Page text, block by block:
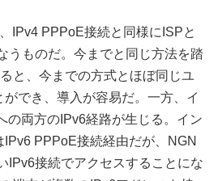
IPv4 PPPoE接続と同様にISPと
うものだ。今までと同じ方法を踏
と、今までの方式とほぼ同じユ
でき、導入が容易だ。一方、イ
の両方のIPv6経路が生じる。イン
IPv6 PPPoE接続経由だが、NGN
IPv6接続でアクセスすることにな